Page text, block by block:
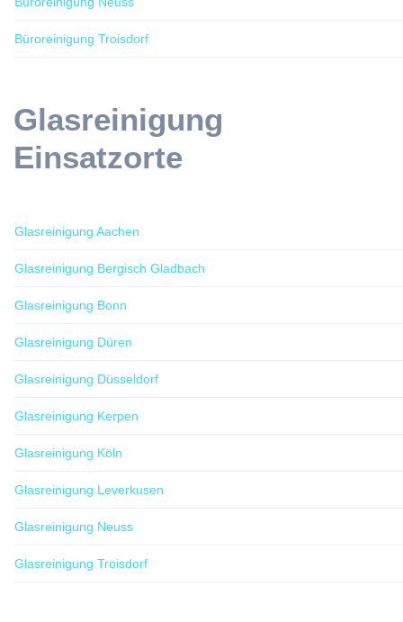
Büroreinigung Troisdorf
Glasreinigung
Einsatzorte
Glasreinigung Aachen
Glasreinigung Bergisch Gladbach
Glasreinigung Bonn
Glasreinigung Düren
Glasreinigung Düsseldorf
Glasreinigung Kerpen
Glasreinigung Köln
Glasreinigung Leverkusen
Glasreinigung Neuss
Glasreinigung Troisdorf